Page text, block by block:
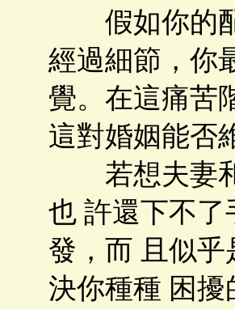
假如你的配
經過細節，你
覺。在這痛苦
這對婚姻能否
若想夫妻和
也 許還下不
發，而 且似
決你種種 困